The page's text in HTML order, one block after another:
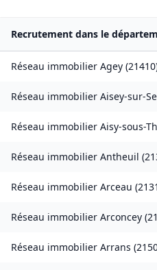
Recrutement dans le
Réseau immobilier Agey (21410
Réseau immobilier Aisey-sur-
Réseau immobilier Aisy-sous-
Réseau immobilier Antheuil (
Réseau immobilier Arceau (
Réseau immobilier Arconcey (
Réseau immobilier Arrans (